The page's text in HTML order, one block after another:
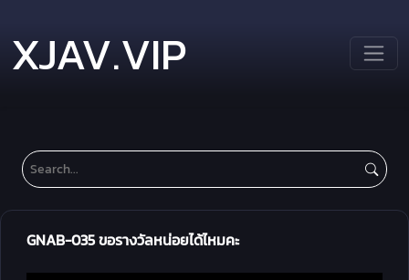
XJAV.VIP
GNAB-035 ขอรางวัลหน่อยได้ไหมคะ